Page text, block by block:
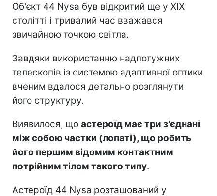
Об'єкт 44 Nysa був відкритий ще у XIX
столітті і тривалий час вважався
звичайною точкою світла.
Завдяки використанню надпотужних
телескопів із системою адаптивної оптики
вченим вдалося детально розглянути
його структуру.
Виявилося, що астероїд має три з'єднані
між собою частки (лопаті), що робить
його першим відомим контактним
потрійним тілом такого типу.
Астероїд 44 Nysa розташований у